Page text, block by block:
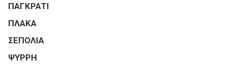
ΠΑΓΚΡΑΤΙ
ΠΛΑΚΑ
ΣΕΠΟΛΙΑ
ΨΥΡΡΗ